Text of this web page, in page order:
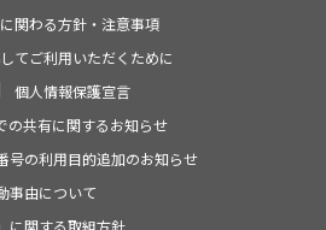
関わる方針・注意事項
てご利用いただくために
個人情報保護宣言
の共有に関するお知らせ
号の利用目的追加のお知らせ
事由について
に関する取組方針